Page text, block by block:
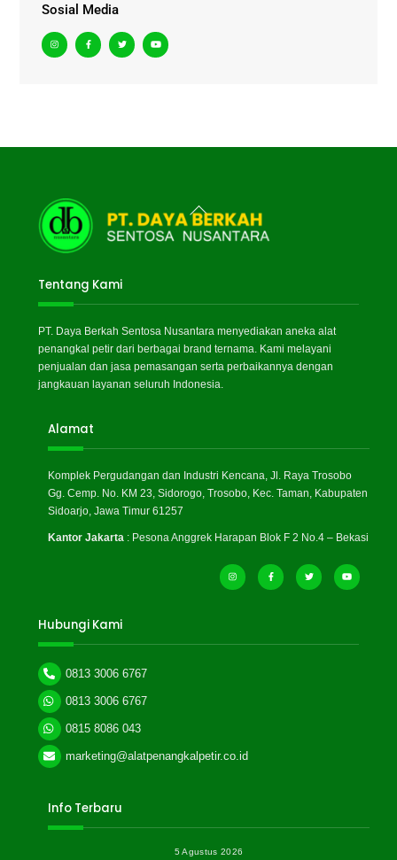
Sosial Media
Back
To
Top
Tentang Kami
PT. Daya Berkah Sentosa Nusantara menyediakan aneka alat
penangkal petir dari berbagai brand ternama. Kami melayani
penjualan dan jasa pemasangan serta perbaikannya dengan
jangkauan layanan seluruh Indonesia.
Alamat
Komplek Pergudangan dan Industri Kencana, Jl. Raya Trosobo
Gg. Cemp. No. KM 23, Sidorogo, Trosobo, Kec. Taman, Kabupaten
Sidoarjo, Jawa Timur 61257
Kantor Jakarta : Pesona Anggrek Harapan Blok F 2 No.4 – Bekasi
Hubungi Kami
0813 3006 6767
0813 3006 6767
0815 8086 043
marketing@alatpenangkalpetir.co.id
Info Terbaru
5 Agustus 2026